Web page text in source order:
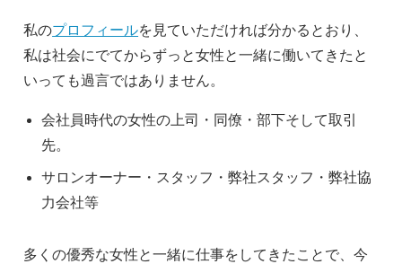
私のプロフィールを見ていただければ分かるとおり、
私は社会にでてからずっと女性と一緒に働いてきたと
いっても過言ではありません。
会社員時代の女性の上司・同僚・部下そして取引
先。
サロンオーナー・スタッフ・弊社スタッフ・弊社協
力会社等
多くの優秀な女性と一緒に仕事をしてきたことで、今